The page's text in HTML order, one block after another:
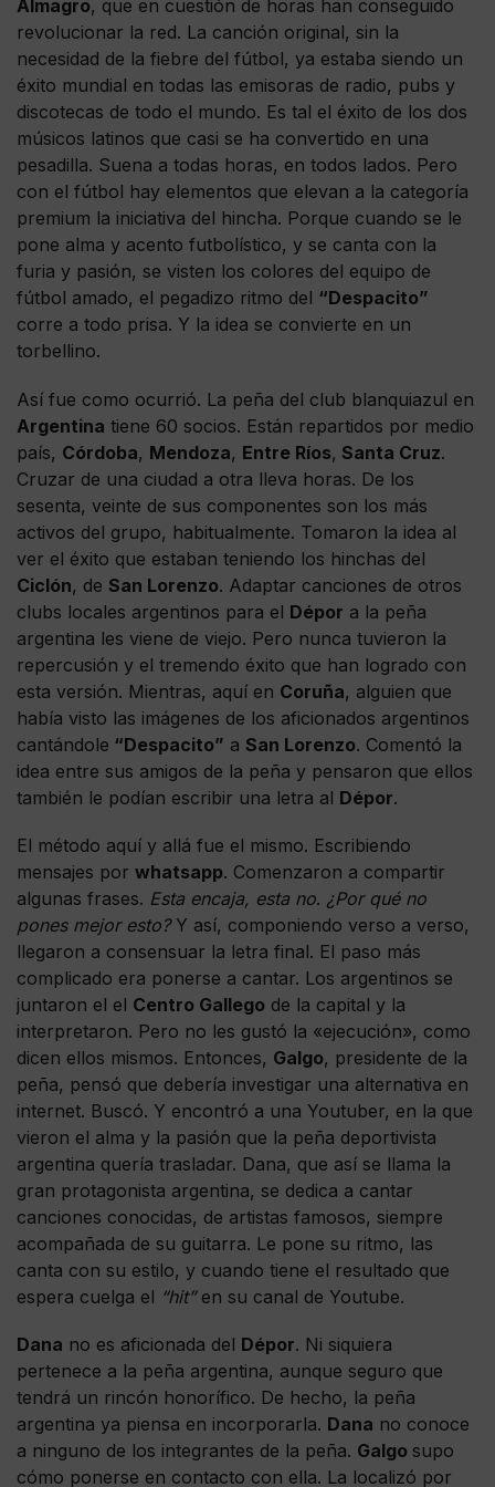
Almagro, que en cuestión de horas han conseguido
revolucionar la red. La canción original, sin la
necesidad de la fiebre del fútbol, ya estaba siendo un
éxito mundial en todas las emisoras de radio, pubs y
discotecas de todo el mundo. Es tal el éxito de los dos
músicos latinos que casi se ha convertido en una
pesadilla. Suena a todas horas, en todos lados. Pero
con el fútbol hay elementos que elevan a la categoría
premium la iniciativa del hincha. Porque cuando se le
pone alma y acento futbolístico, y se canta con la
furia y pasión, se visten los colores del equipo de
fútbol amado, el pegadizo ritmo del “Despacito”
corre a todo prisa. Y la idea se convierte en un
torbellino.
Así fue como ocurrió. La peña del club blanquiazul en
Argentina tiene 60 socios. Están repartidos por medio
país, Córdoba, Mendoza, Entre Ríos, Santa Cruz.
Cruzar de una ciudad a otra lleva horas. De los
sesenta, veinte de sus componentes son los más
activos del grupo, habitualmente. Tomaron la idea al
ver el éxito que estaban teniendo los hinchas del
Ciclón, de San Lorenzo. Adaptar canciones de otros
clubs locales argentinos para el Dépor a la peña
argentina les viene de viejo. Pero nunca tuvieron la
repercusión y el tremendo éxito que han logrado con
esta versión. Mientras, aquí en Coruña, alguien que
había visto las imágenes de los aficionados argentinos
cantándole “Despacito” a San Lorenzo. Comentó la
idea entre sus amigos de la peña y pensaron que ellos
también le podían escribir una letra al Dépor.
El método aquí y allá fue el mismo. Escribiendo
mensajes por whatsapp. Comenzaron a compartir
algunas frases. Esta encaja, esta no. ¿Por qué no
pones mejor esto?Y así, componiendo verso a verso,
llegaron a consensuar la letra final. El paso más
complicado era ponerse a cantar. Los argentinos se
juntaron el el Centro Gallego de la capital y la
interpretaron. Pero no les gustó la «ejecución», como
dicen ellos mismos. Entonces, Galgo, presidente de la
peña, pensó que debería investigar una alternativa en
internet. Buscó. Y encontró a una Youtuber, en la que
vieron el alma y la pasión que la peña deportivista
argentina quería trasladar. Dana, que así se llama la
gran protagonista argentina, se dedica a cantar
canciones conocidas, de artistas famosos, siempre
acompañada de su guitarra. Le pone su ritmo, las
canta con su estilo, y cuando tiene el resultado que
espera cuelga el “hit”en su canal de Youtube.
Dana no es aficionada del Dépor. Ni siquiera
pertenece a la peña argentina, aunque seguro que
tendrá un rincón honorífico. De hecho, la peña
argentina ya piensa en incorporarla. Dana no conoce
a ninguno de los integrantes de la peña. Galgo supo
cómo ponerse en contacto con ella. La localizó por